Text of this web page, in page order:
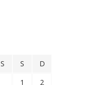
S S
D
1
2